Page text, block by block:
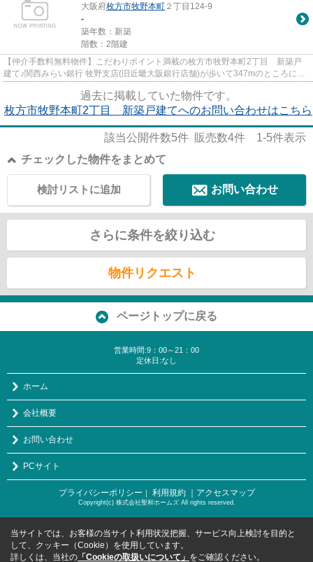
大阪府枚方市牧野本町 ２丁目124-9
-
築年数：新築
階数：2階建
【仲介手数料無料物件】こだわりポイント満載の枚方市牧野本町2丁目 新築戸
建て♪関西みらい銀行 牧野支店(旧近畿大阪銀行店舗)が歩いて347mのところにあ
過去に掲載していた物件です。
枚方市牧野本町2丁目 新築戸建てへのお問い合わせはこちら
該当公開件数5件 販売数4件 1-5件表示
チェックした物件をまとめて
お問い合わせ
検討リストに追加
さらに条件を絞り込む
物件リクエスト
ページトップに戻る
営業時間:9：00～21：00
定休日:なし
ホーム
会社概要
お問い合わせ
PCサイト
プライバシーポリシー ｜ 利用規約 ｜アクセスマップ
Copyright(c) 株式会社聖和ホームズ All rights reserved.
当サイトでは、お客様の当サイト利用状況把握、サービス向上検討を目的と
して、クッキー（Cookie）を使用しています。
詳しくは、当社の 「Cookieの取扱いについて」 をご確認ください。